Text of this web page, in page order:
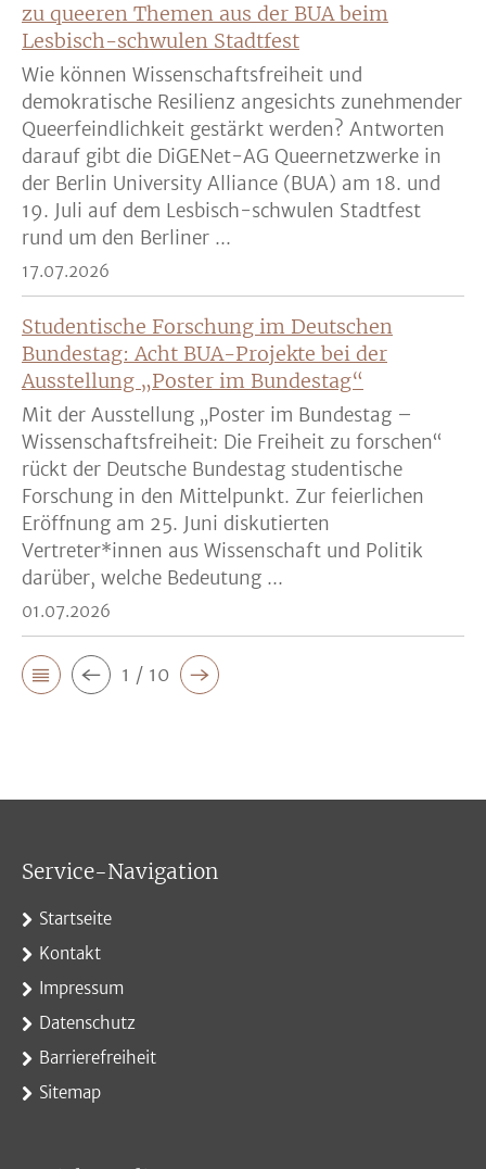
zu queeren Themen aus der BUA beim
Lesbisch-schwulen Stadtfest
Wie können Wissenschaftsfreiheit und
demokratische Resilienz angesichts zunehmender
Queerfeindlichkeit gestärkt werden? Antworten
darauf gibt die DiGENet-AG Queernetzwerke in
der Berlin University Alliance (BUA) am 18. und
19. Juli auf dem Lesbisch-schwulen Stadtfest
rund um den Berliner ...
17.07.2026
Studentische Forschung im Deutschen
Bundestag: Acht BUA-Projekte bei der
Ausstellung „Poster im Bundestag“
Mit der Ausstellung „Poster im Bundestag –
Wissenschaftsfreiheit: Die Freiheit zu forschen“
rückt der Deutsche Bundestag studentische
Forschung in den Mittelpunkt. Zur feierlichen
Eröffnung am 25. Juni diskutierten
Vertreter*innen aus Wissenschaft und Politik
darüber, welche Bedeutung ...
01.07.2026
1 / 10
Service-Navigation
Startseite
Kontakt
Impressum
Datenschutz
Barrierefreiheit
Sitemap